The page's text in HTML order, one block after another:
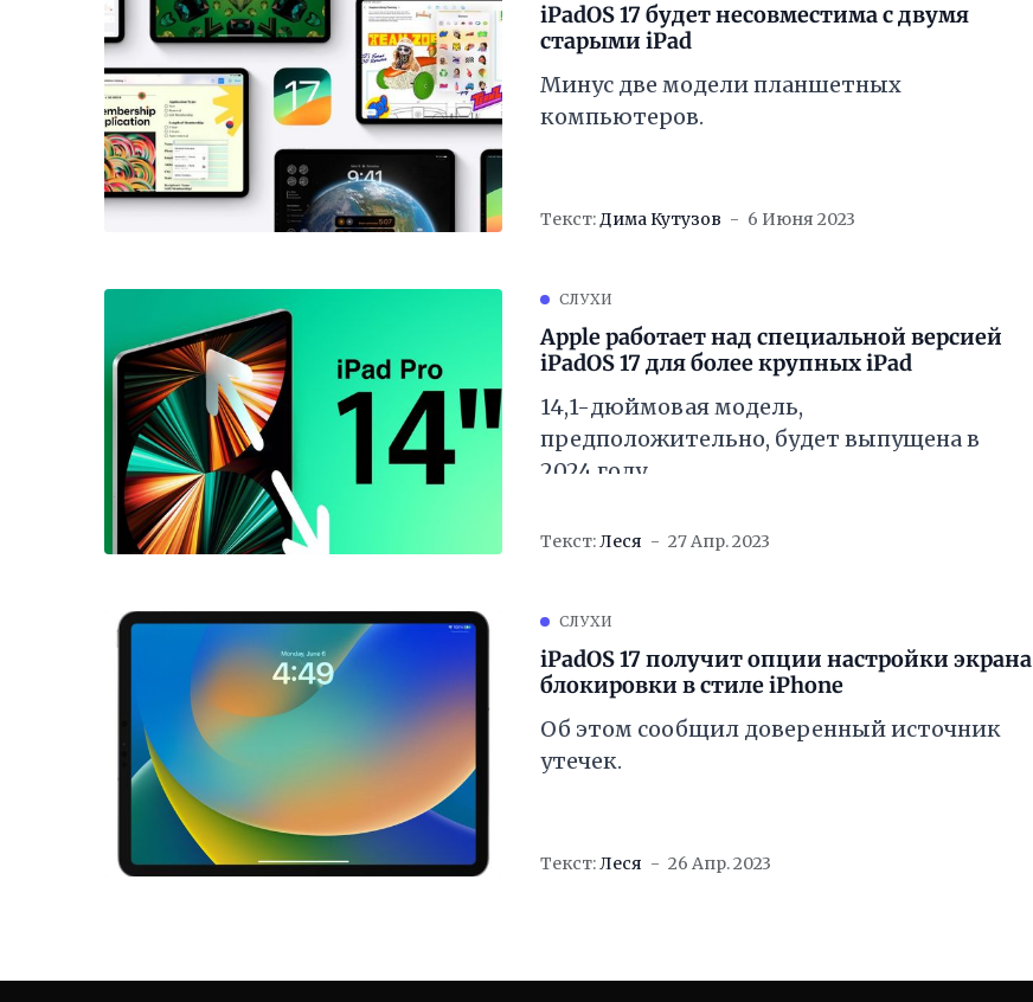
iPadOS 17 будет несовместима с двумя
старыми iPad
Минус две модели планшетных
компьютеров.
Текст:Дима Кутузов 6 Июня 2023
СЛУХИ
Apple работает над специальной версией
iPadOS 17 для более крупных iPad
14,1-дюймовая модель,
предположительно, будет выпущена в
2024 году.
Текст:Леся 27 Апр. 2023
СЛУХИ
iPadOS 17 получит опции настройки экрана
блокировки в стиле iPhone
Об этом сообщил доверенный источник
утечек.
Текст:Леся 26 Апр. 2023